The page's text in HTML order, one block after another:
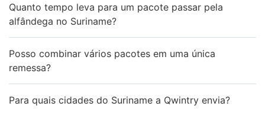
Quanto tempo leva para um pacote passar pela
alfândega no Suriname?
Posso combinar vários pacotes em uma única
remessa?
Para quais cidades do Suriname a Qwintry envia?